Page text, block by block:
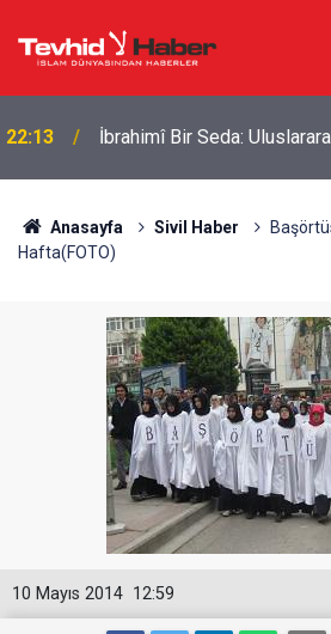
22:13 İbrahimî Bir Seda:
Anasayfa Sivil Haber
Hafta(FOTO)
12:59
10 Mayıs 2014